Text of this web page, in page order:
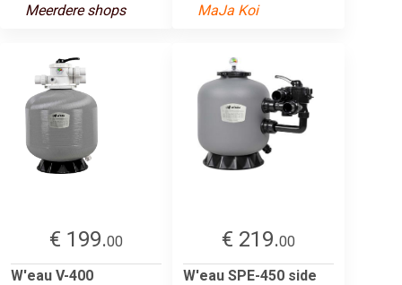
Meerdere shops
MaJa Koi
€ 199.00
W'eau V-400
€ 219.00
W'eau SPE-450 side